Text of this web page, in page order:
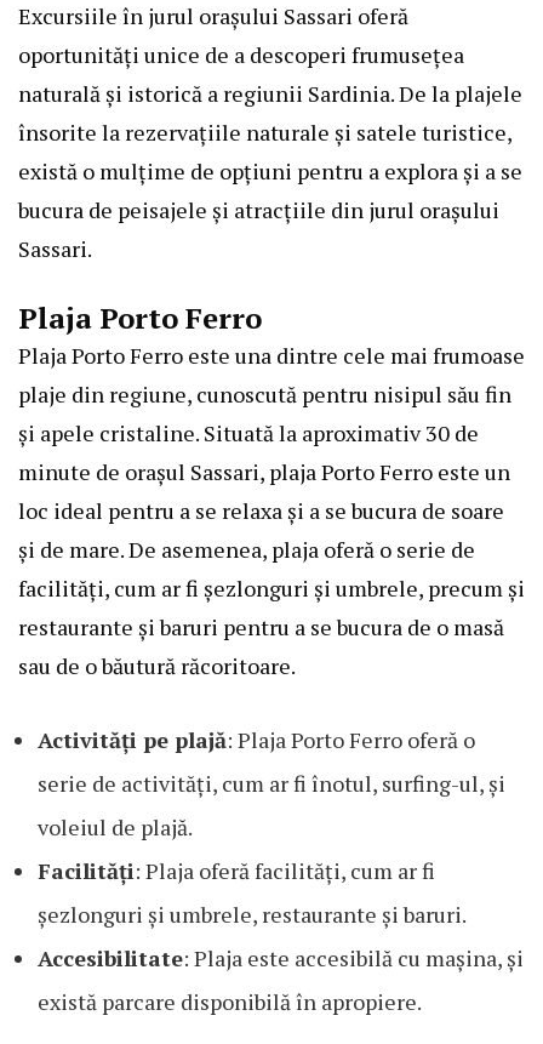
Excursiile în jurul orașului Sassari oferă
oportunități unice de a descoperi frumusețea
naturală și istorică a regiunii Sardinia. De la plajele
însorite la rezervațiile naturale și satele turistice,
există o mulțime de opțiuni pentru a explora și a se
bucura de peisajele și atracțiile din jurul orașului
Sassari.
Plaja Porto Ferro
Plaja Porto Ferro este una dintre cele mai frumoase
plaje din regiune, cunoscută pentru nisipul său fin
și apele cristaline. Situată la aproximativ 30 de
minute de orașul Sassari, plaja Porto Ferro este un
loc ideal pentru a se relaxa și a se bucura de soare
și de mare. De asemenea, plaja oferă o serie de
facilități, cum ar fi șezlonguri și umbrele, precum și
restaurante și baruri pentru a se bucura de o masă
sau de o băutură răcoritoare.
Activități pe plajă: Plaja Porto Ferro oferă o
serie de activități, cum ar fi înotul, surfing-ul, și
voleiul de plajă.
Facilități: Plaja oferă facilități, cum ar fi
șezlonguri și umbrele, restaurante și baruri.
Accesibilitate: Plaja este accesibilă cu mașina, și
există parcare disponibilă în apropiere.